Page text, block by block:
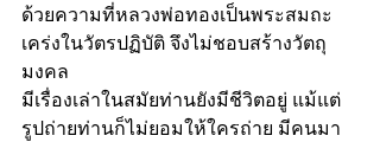
ด้วยความที่หลวงพ่อทองเป็นพระสมถะ
เคร่งในวัตรปฏิบัติ จึงไม่ชอบสร้างวัตถุ
มงคล
มีเรื่องเล่าในสมัยท่านยังมีชีวิตอยู่ แม้แต่
รูปถ่ายท่านก็ไม่ยอมให้ใครถ่าย มีคนมา